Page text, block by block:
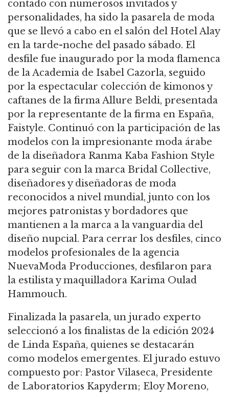
contado con numerosos invitados y
personalidades, ha sido la pasarela de moda
que se llevó a cabo en el salón del Hotel Alay
en la tarde-noche del pasado sábado. El
desfile fue inaugurado por la moda flamenca
de la Academia de Isabel Cazorla, seguido
por la espectacular colección de kimonos y
caftanes de la firma Allure Beldi, presentada
por la representante de la firma en España,
Faistyle. Continuó con la participación de las
modelos con la impresionante moda árabe
de la diseñadora Ranma Kaba Fashion Style
para seguir con la marca Bridal Collective,
diseñadores y diseñadoras de moda
reconocidos a nivel mundial, junto con los
mejores patronistas y bordadores que
mantienen a la marca a la vanguardia del
diseño nupcial. Para cerrar los desfiles, cinco
modelos profesionales de la agencia
NuevaModa Producciones, desfilaron para
la estilista y maquilladora Karima Oulad
Hammouch.
Finalizada la pasarela, un jurado experto
seleccionó a los finalistas de la edición 2024
de Linda España, quienes se destacarán
como modelos emergentes. El jurado estuvo
compuesto por: Pastor Vilaseca, Presidente
de Laboratorios Kapyderm; Eloy Moreno,